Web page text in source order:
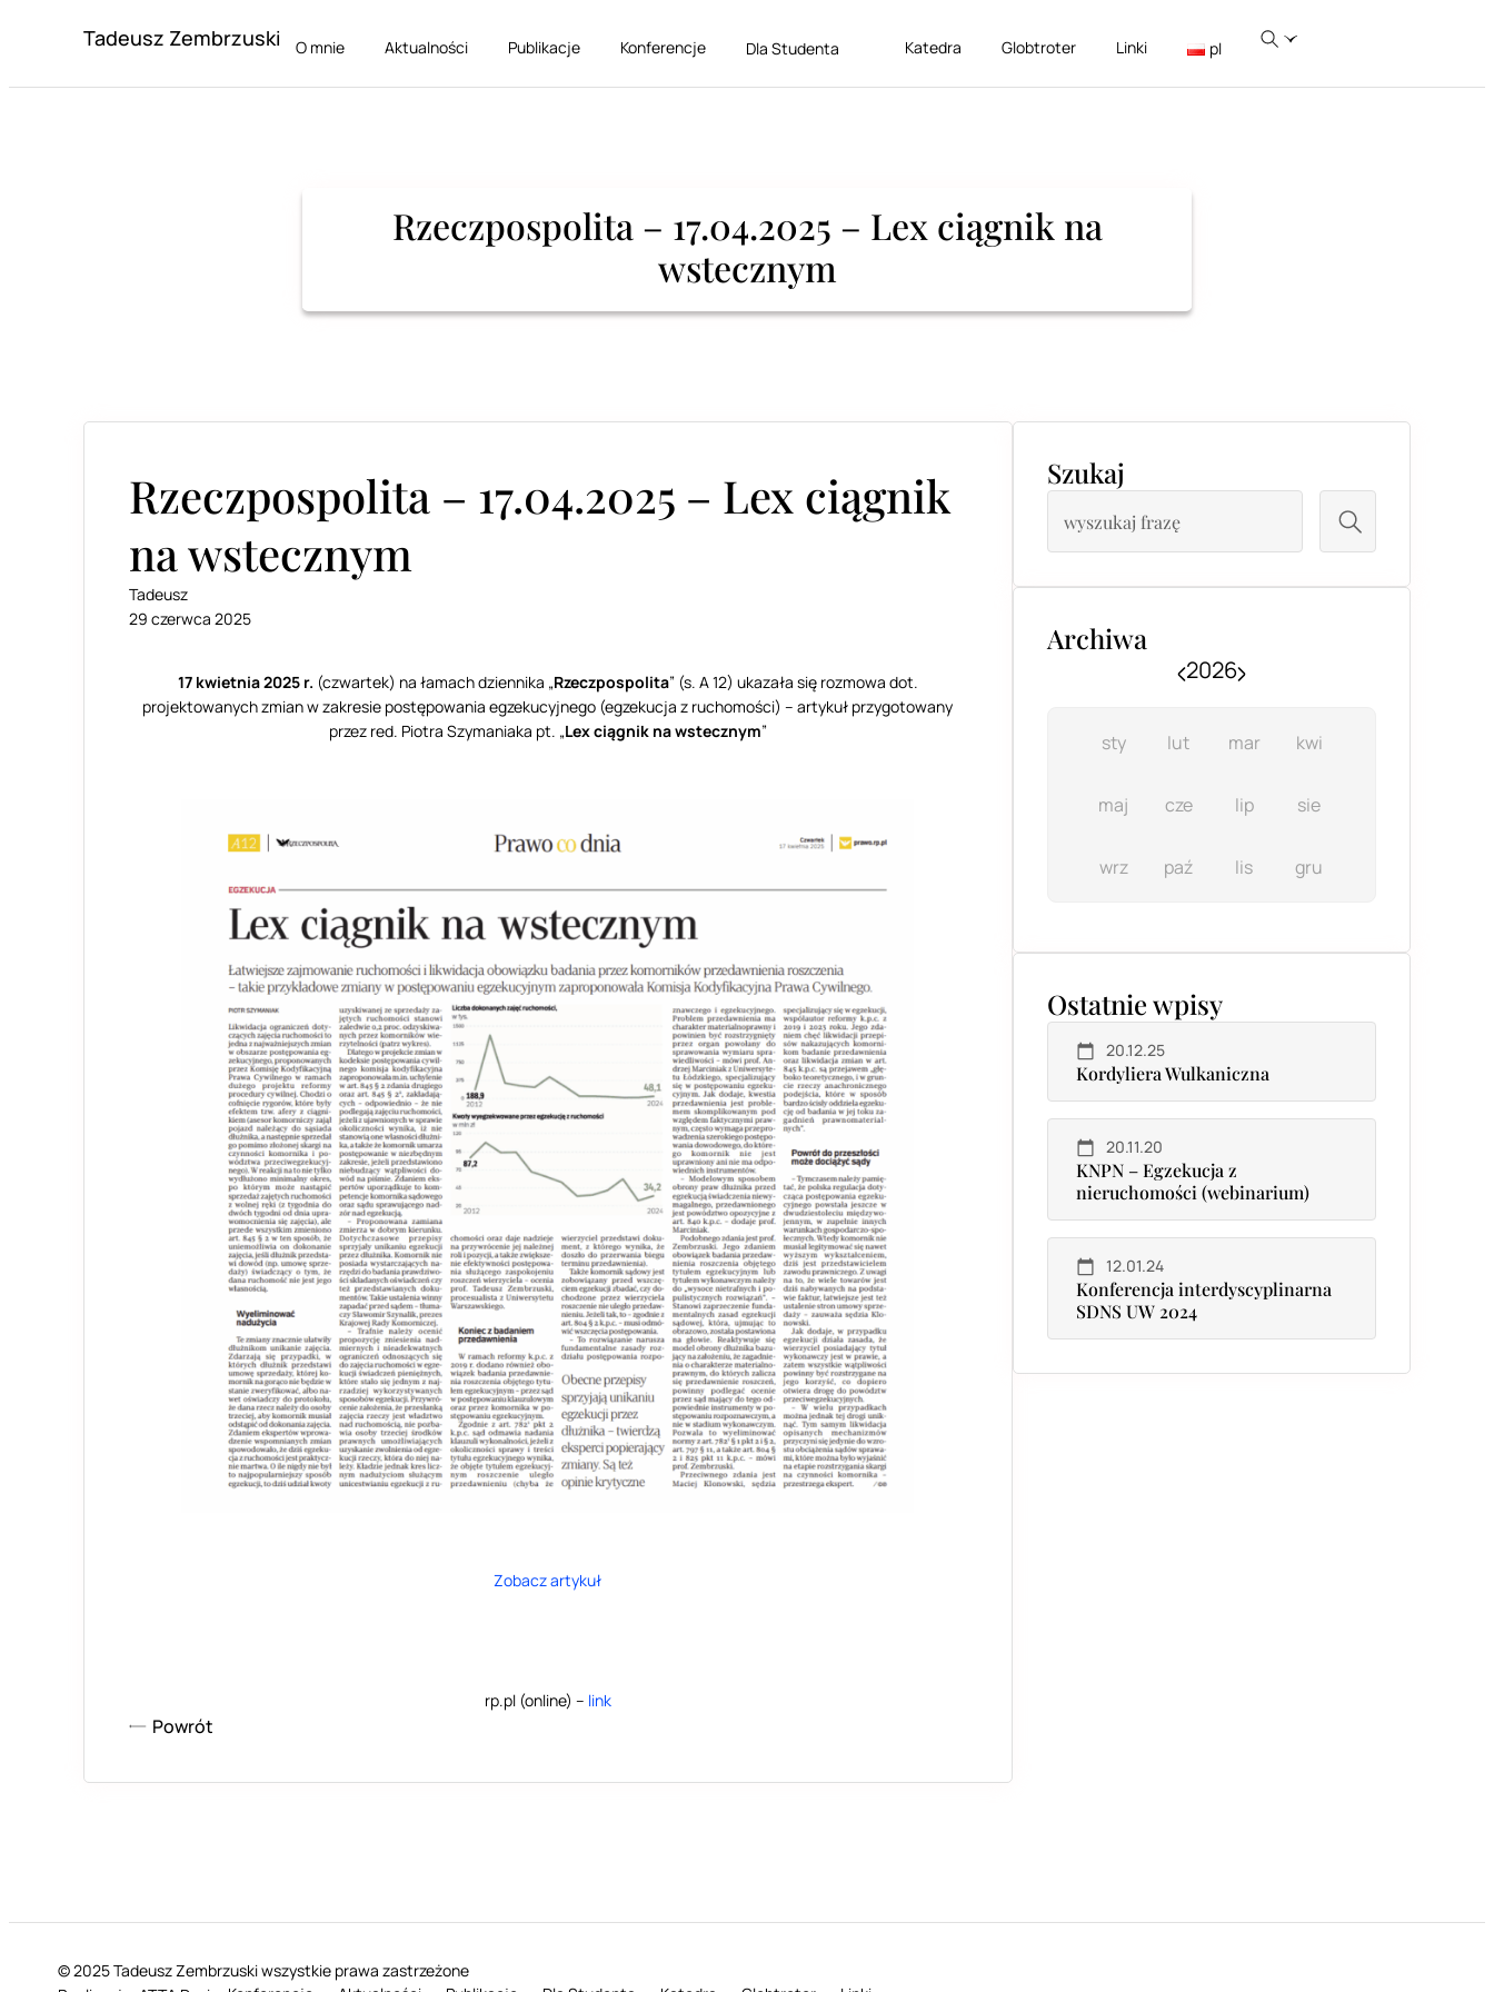
Tadeusz Zembrzuski O mnie Aktualności Publikacje Konferencje Dla Studenta Katedra Globtroter Linki pl
Rzeczpospolita – 17.04.2025 – Lex ciągnik na
wstecznym
Rzeczpospolita – 17.04.2025 – Lex ciągnik
na wstecznym
Tadeusz
29 czerwca 2025
17 kwietnia 2025 r. (czwartek) na łamach dziennika „Rzeczpospolita” (s. A 12) ukazała się rozmowa dot.
projektowanych zmian w zakresie postępowania egzekucyjnego (egzekucja z ruchomości) – artykuł przygotowany
przez red. Piotra Szymaniaka pt. „Lex ciągnik na wstecznym”
Zobacz artykuł
rp.pl (online) – link
Powrót
Szukaj
Archiwa
2026
sty lut mar kwi
maj cze lip sie
wrz paź lis gru
Ostatnie wpisy
20.12.25
Kordyliera Wulkaniczna
20.11.20
KNPN – Egzekucja z
nieruchomości (webinarium)
12.01.24
Konferencja interdyscyplinarna
SDNS UW 2024
© 2025 Tadeusz Zembrzuski wszystkie prawa zastrzeżone